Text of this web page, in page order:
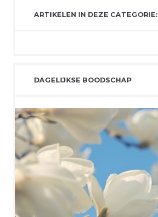
ARTIKELEN IN DEZE CATEGORIE:
DAGELIJKSE BOODSCHAP